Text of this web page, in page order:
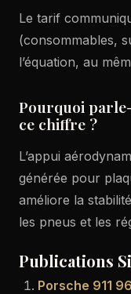
Le tarif
(consommables,
l’équation, au
Pourquoi
ce chiffre ?
L’appui
générée pour
améliore la
les pneus et les
Publications
Porsche 911